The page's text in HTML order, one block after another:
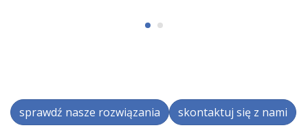
sprawdź nasze rozwiązania skontaktuj się z nami